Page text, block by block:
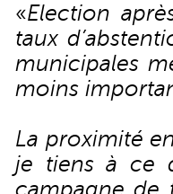
«Election
taux
municipales
moins
La proximité
je tiens à ce